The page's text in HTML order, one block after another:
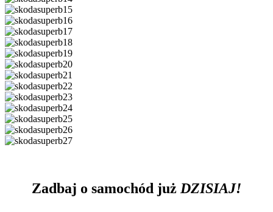
Zadbaj o samochód już DZISIAJ!